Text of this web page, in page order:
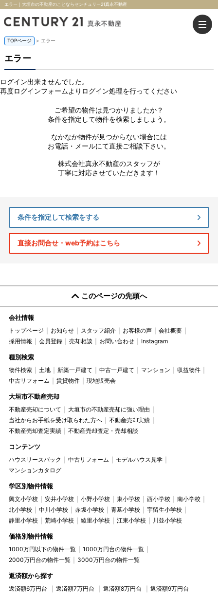
エラー｜大垣市の不動産のことならセンチュリー21真永不動産
TOPページ > エラー
エラー
ログイン出来ませんでした。
再度ログインフォームよりログイン処理を行ってください
ご希望の物件は見つかりましたか？
条件を指定して物件を検索しましょう。
なかなか物件が見つからない場合には
お電話・メールにて直接ご相談下さい。
株式会社真永不動産のスタッフが
丁寧に対応させていただきます！
条件を指定して検索をする
直接お問合せ・web予約はこちら
このページの先頭へ
会社情報
トップページ お知らせ スタッフ紹介 お客様の声
会社概要
採用情報
会員登録 売却相談 お問い合わせ Instagram
種別検索
物件検索 土地 新築一戸建て 中古一戸建て マンション
収益物件
中古リフォーム
賃貸物件 現地販売会
大垣市不動産売却
不動産売却について
大垣市の不動産売却に強い理由
当社からお手紙を受け取られた方へ
不動産売却実績
不動産売却査定実績
不動産売却査定・売却相談
コンテンツ
ハウスリースバック 中古リフォーム
モデルハウス見学
マンションカタログ
学区別物件情報
興文小学校 安井小学校 小野小学校 東小学校 西小学校
南小学校
北小学校
中川小学校 赤坂小学校 青墓小学校
宇留生小学校
静里小学校
荒崎小学校 綾里小学校 江東小学校 川並小学校
価格別物件情報
1000万円以下の物件一覧
1000万円台の物件一覧
2000万円台の物件一覧
3000万円台の物件一覧
返済額から探す
返済額6万円台 返済額7万円台 返済額8万円台 返済額9万円台